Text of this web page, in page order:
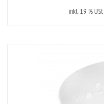
inkl. 19 % USt